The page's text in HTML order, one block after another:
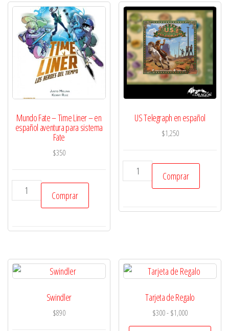
Mundo Fate – Time Liner – en
español aventura para sistema
Fate
$350
Mundo
Fate
Time
-
aventura
Comprar
US Telegraph en español
$1,250
US
Telegraph
español
Comprar
Swindler
$890
Tarjeta de Regalo
$300-$1,000Rango
de